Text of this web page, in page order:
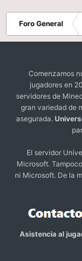
Foro General
Comenzamos
jugadores en
servidores de
gran variedad de
asegurada.
El servidor
Microsoft.
ni Microsoft. De la
Asistencia al